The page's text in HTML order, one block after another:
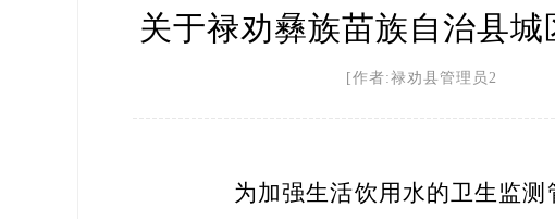
关于禄劝彝族苗族自治县
[作者:禄劝县管理员2
为加强生活饮用水的卫生监测